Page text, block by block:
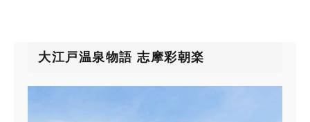
大江戸温泉物語 志摩彩朝楽